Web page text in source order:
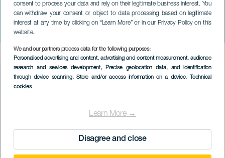
consent to process your data and rely on their legitimate business interest. You
can withdraw your consent or object to data processing based on legitimate
interest at any time by clicking on “Learn More” or in our Privacy Policy on this
website.
We and our partners process data for the following purposes:
Personalised advertising and content, advertising and content measurement, audience
research and services development, Precise geolocation data, and identification
through device scanning, Store and/or access information on a device, Technical
cookies
Learn More →
Disagree and close
EmerPop Canarias: Tu
Otra Bonita & Kimera
TENERIFE
Imagen
Listado